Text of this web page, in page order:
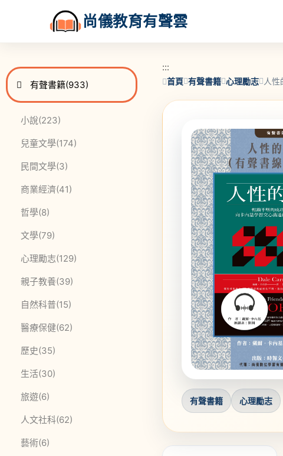
尚儀教育有聲雲
進入
有聲書籍此分類有
(933)
小說此分類有
(223)
兒童文學此分類有
(174)
民間文學此分類有
(3)
商業經濟此分類有
(41)
哲學此分類有
(8)
文學此分類有
(79)
心理勵志此分類有
(129)
親子教養此分類有
(39)
自然科普此分類有
(15)
醫療保健此分類有
(62)
歷史此分類有
(35)
生活此分類有
(30)
旅遊此分類有
(6)
人文社科此分類有
(62)
藝術此分類有
(6)
:::
首頁 有聲書籍 心理勵志 人性
有聲書籍 心理勵志